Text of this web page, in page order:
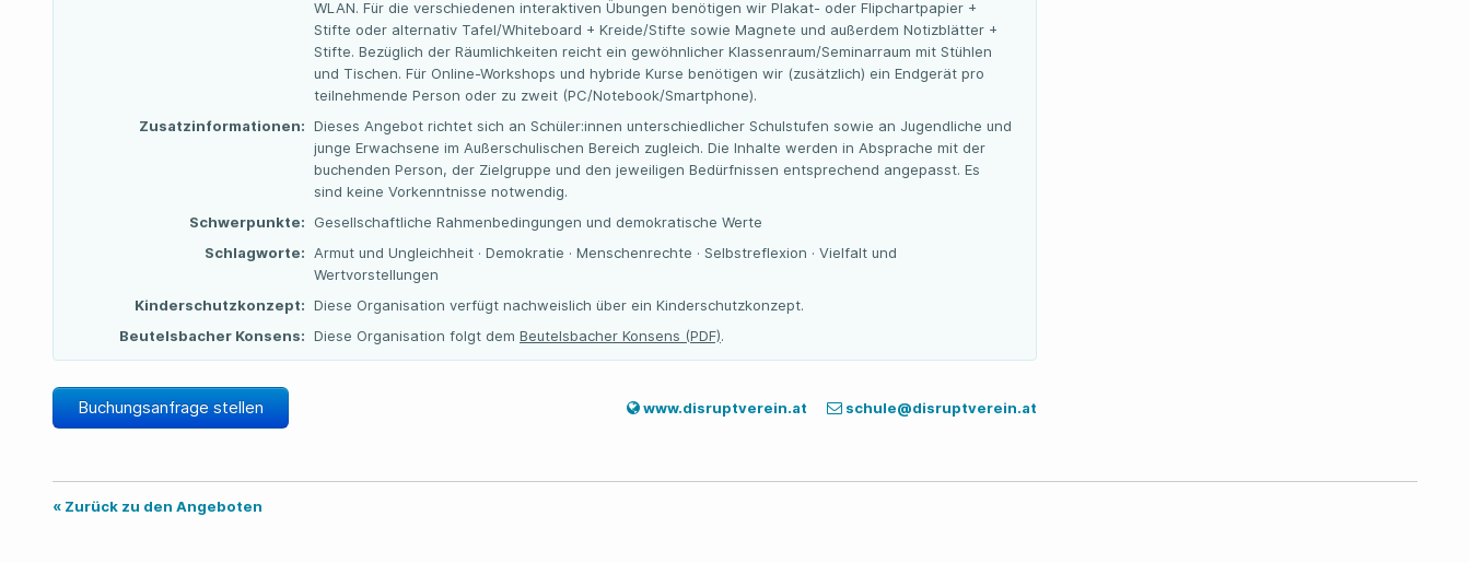
WLAN. Für die verschiedenen interaktiven Übungen benötigen wir Plakat- oder Flipchartpapier +
Stifte oder alternativ Tafel/Whiteboard + Kreide/Stifte sowie Magnete und außerdem Notizblätter +
Stifte. Bezüglich der Räumlichkeiten reicht ein gewöhnlicher Klassenraum/Seminarraum mit Stühlen
und Tischen. Für Online-Workshops und hybride Kurse benötigen wir (zusätzlich) ein Endgerät pro
teilnehmende Person oder zu zweit (PC/Notebook/Smartphone).
Zusatzinformationen: Dieses Angebot richtet sich an Schüler:innen unterschiedlicher Schulstufen sowie an Jugendliche und
junge Erwachsene im Außerschulischen Bereich zugleich. Die Inhalte werden in Absprache mit der
buchenden Person, der Zielgruppe und den jeweiligen Bedürfnissen entsprechend angepasst. Es
sind keine Vorkenntnisse notwendig.
Schwerpunkte:
Gesellschaftliche Rahmenbedingungen und demokratische Werte
Schlagworte:
Armut und Ungleichheit · Demokratie · Menschenrechte · Selbstreflexion · Vielfalt und
Wertvorstellungen
Kinderschutzkonzept: Diese Organisation verfügt nachweislich über ein Kinderschutzkonzept.
Beutelsbacher Konsens: Diese Organisation folgt dem Beutelsbacher Konsens (PDF).
Buchungsanfrage stellen www.disruptverein.at schule@disruptverein.at
« Zurück zu den Angeboten